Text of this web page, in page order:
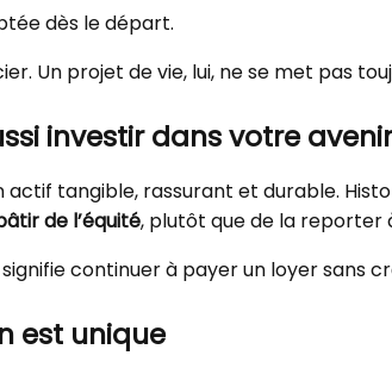
dès le départ.
Un projet de vie, lui, ne se met pas
investir dans votre avenir
actif tangible, rassurant et durable.
de l’équité, plutôt que de la reporter
continuer à payer un loyer sans
est unique